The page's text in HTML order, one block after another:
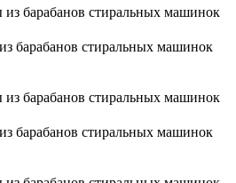
барабанов стиральных машинок
барабанов стиральных машинок